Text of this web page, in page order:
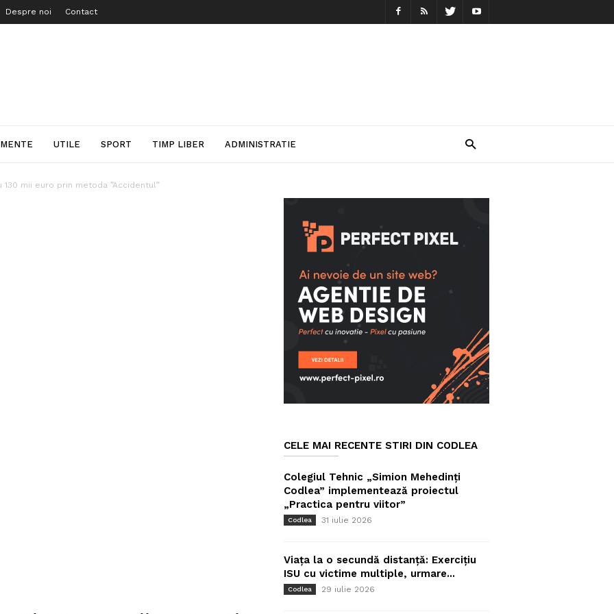
Despre noi Contact
UTILE SPORT TIMP LIBER ADMINISTRATIE
mii euro prin metoda ”Accidentul”
CELE MAI RECENTE STIRI DIN CODLEA
Colegiul Tehnic „Simion Mehedinți
Codlea” implementează proiectul
„Practica pentru viitor”
Codlea 31 iulie 2026
Viața la o secundă distanță: Exercițiu
ISU cu victime multiple, urmare...
Codlea 29 iulie 2026